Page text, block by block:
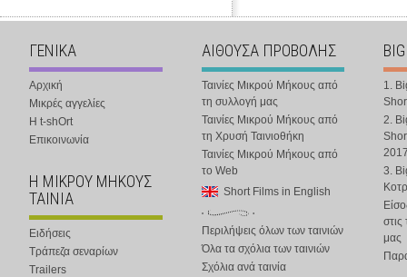
ΓΕΝΙΚΑ
Αρχική
Μικρές αγγελίες
Η t-shOrt
Επικοινωνία
Η ΜΙΚΡΟΥ ΜΗΚΟΥΣ
ΤΑΙΝΙΑ
Ειδήσεις
Τράπεζα σεναρίων
Trailers
ΑΙΘΟΥΣΑ ΠΡΟΒΟΛΗΣ
Ταινίες Μικρού Μήκους από
τη συλλογή μας
Ταινίες Μικρού Μήκους από
τη Χρυσή Ταινιοθήκη
Ταινίες Μικρού Μήκους από
το Web
Short Films in English
Περιλήψεις όλων των ταινιών
Όλα τα σχόλια των ταινιών
Σχόλια ανά ταινία
1.
2.
3.
στις
μας